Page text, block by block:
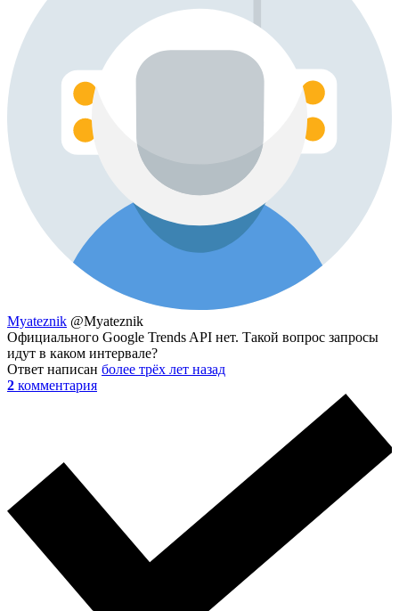
Myateznik @Myateznik
Официального Google Trends API нет. Такой вопрос запросы
идут в каком интервале?
Ответ написан более трёх лет назад
2 комментария